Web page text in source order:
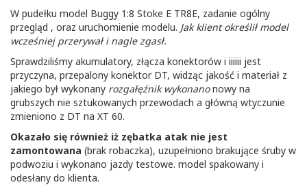
W pudełku model Buggy 1:8 Stoke E TR8E, zadanie ogólny
przegląd , oraz uruchomienie modelu. Jak klient określił model
wcześniej przerywał i nagle zgasł.
Sprawdziliśmy akumulatory, złącza konektorów i iiiiii jest
przyczyna, przepalony konektor DT, widząc jakość i materiał z
jakiego był wykonany rozgałęźnik wykonanonowy na
grubszych nie sztukowanych przewodach a główną wtyczunie
zmieniono z DT na XT 60.
Okazało się również iż zębatka atak nie jest
zamontowana (brak robaczka), uzupełniono brakujące śruby w
podwoziu i wykonano jazdy testowe. model spakowany i
odesłany do klienta.